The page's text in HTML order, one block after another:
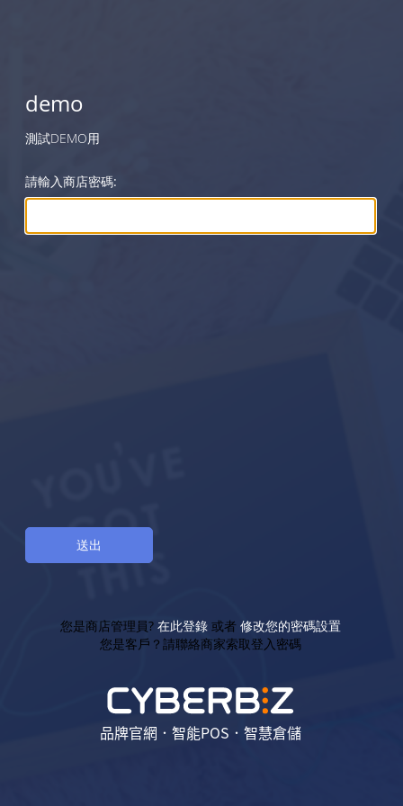
demo
測試DEMO用
請輸入商店密碼:
您是商店管理員? 在此登錄 或者 修改您的密碼設置
您是客戶？請聯絡商家索取登入密碼